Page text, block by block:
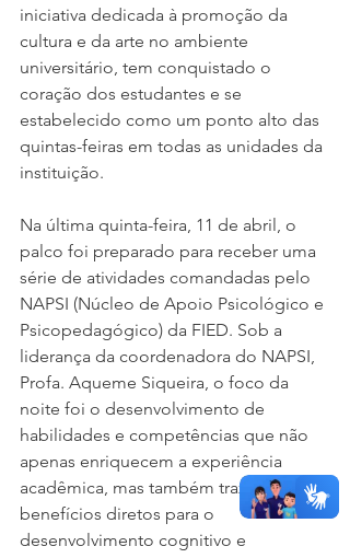
iniciativa dedicada à promoção da
cultura e da arte no ambiente
universitário, tem conquistado o
coração dos estudantes e se
estabelecido como um ponto alto das
quintas-feiras em todas as unidades da
instituição.
Na última quinta-feira, 11 de abril, o
palco foi preparado para receber uma
série de atividades comandadas pelo
NAPSI (Núcleo de Apoio Psicológico e
Psicopedagógico) da FIED. Sob a
liderança da coordenadora do NAPSI,
Profa. Aqueme Siqueira, o foco da
noite foi o desenvolvimento de
habilidades e competências que não
apenas enriquecem a experiência
acadêmica, mas também trazem
benefícios diretos para o
desenvolvimento cognitivo e